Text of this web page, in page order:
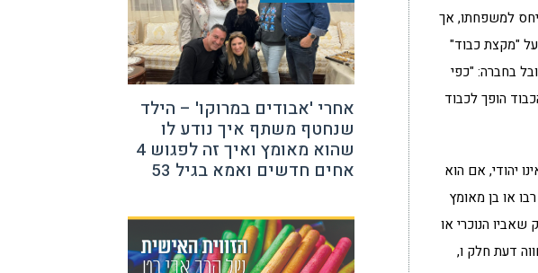
למשפחתו, אך
על "מקצת כבוד"
בחברה: "כפי
הופך לכבוד
יהודי, אם הוא
או בן מאומץ
שאביו הנוכרי או
דעת חלק ו,
אחרי 'אבודים במרוקו' – הילד
שנחטף משתף איך נודע לו
שהוא מאומץ ואיך זה לפגוש 4
אחים חדשים ואמא בגיל 53